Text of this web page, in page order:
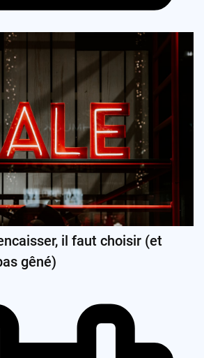
il faut choisir (et
gêné)